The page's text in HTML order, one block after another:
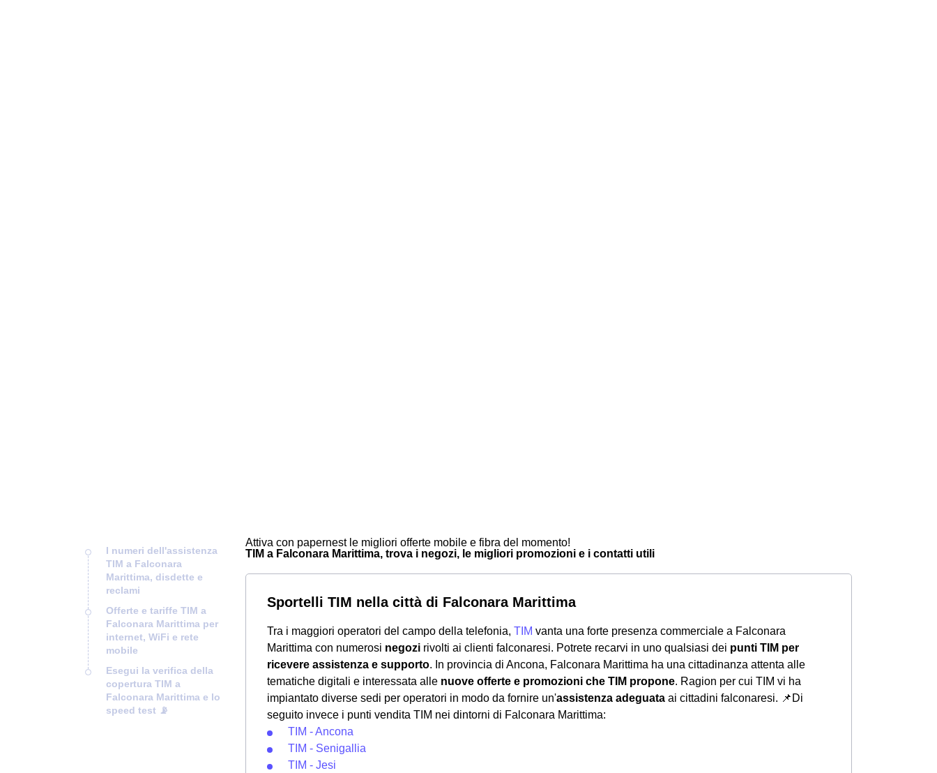
I numeri dell'assistenza
TIM a Falconara
Marittima, disdette e
reclami
Offerte e tariffe TIM a
Falconara Marittima per
internet, WiFi e rete
mobile
Esegui la verifica della
copertura TIM a
Falconara Marittima e lo
speed test 📡
Attiva con papernest le migliori offerte mobile e fibra del momento!
TIM a Falconara Marittima, trova i negozi, le migliori promozioni e i contatti utili
Sportelli TIM nella città di Falconara Marittima
Tra i maggiori operatori del campo della telefonia, TIM vanta una forte presenza commerciale a Falconara
Marittima con numerosi negozi rivolti ai clienti falconaresi. Potrete recarvi in uno qualsiasi dei punti TIM per
ricevere assistenza e supporto. In provincia di Ancona, Falconara Marittima ha una cittadinanza attenta alle
tematiche digitali e interessata alle nuove offerte e promozioni che TIM propone. Ragion per cui TIM vi ha
impiantato diverse sedi per operatori in modo da fornire un'assistenza adeguata ai cittadini falconaresi. 📌Di
seguito invece i punti vendita TIM nei dintorni di Falconara Marittima:
TIM - Ancona
TIM - Senigallia
TIM - Jesi